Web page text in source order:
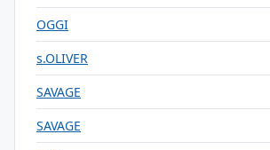
OGGI
s.OLIVER
SAVAGE
SAVAGE